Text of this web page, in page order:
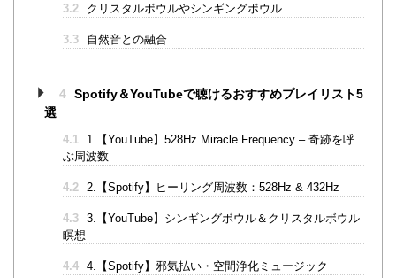
3.2 クリスタルボウルやシンギングボウル
3.3 自然音との融合
4 Spotify＆YouTubeで聴けるおすすめプレイリスト5
選
4.1
1.【YouTube】528Hz Miracle Frequency – 奇跡を呼
ぶ周波数
4.2 2.【Spotify】ヒーリング周波数：528Hz & 432Hz
4.3 3.【YouTube】シンギングボウル＆クリスタルボウル
瞑想
4.4 4.【Spotify】邪気払い・空間浄化ミュージック